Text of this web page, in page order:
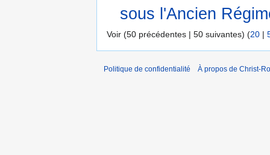
sous l'Ancien
Voir (50 précédentes | 50 suivantes) (20 |
Politique de confidentialité À propos de Christ-